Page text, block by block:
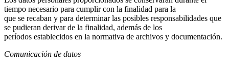
tiempo necesario para cumplir con la finalidad para la
que se recaban y para determinar las posibles responsabilidades que
se pudieran derivar de la finalidad, además de los
períodos establecidos en la normativa de archivos y documentación.
Comunicación de datos